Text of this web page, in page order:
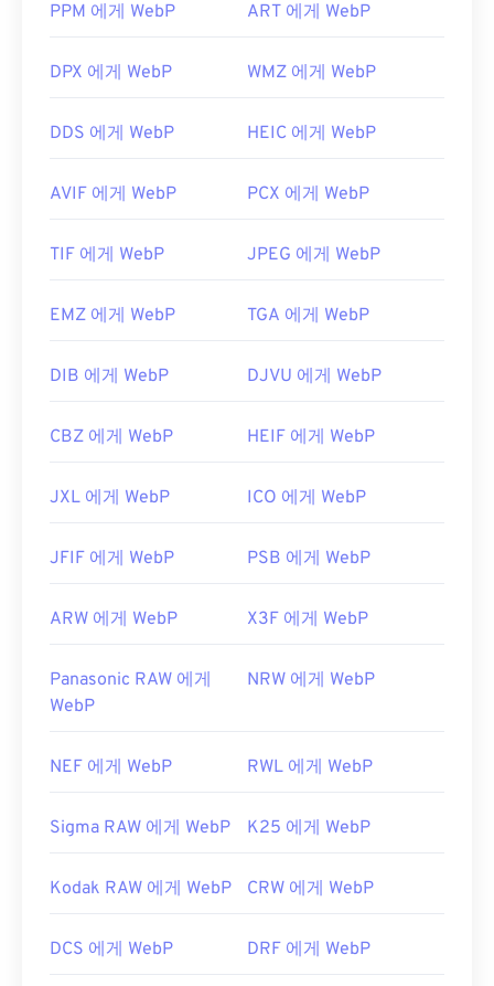
개발자:CDisplay
유용한 링크:
유용한 링크:
관련 WebP 도구:
사용하세요.
PPM 에게 WebP ART 에게 WebP
DPX 에게 WebP WMZ 에게 WebP
DDS 에게 WebP HEIC 에게 WebP
AVIF 에게 WebP PCX 에게 WebP
TIF 에게 WebP JPEG 에게 WebP
EMZ 에게 WebP TGA 에게 WebP
DIB 에게 WebP DJVU 에게 WebP
CBZ 에게 WebP HEIF 에게 WebP
JXL 에게 WebP ICO 에게 WebP
JFIF 에게 WebP PSB 에게 WebP
ARW 에게 WebP X3F 에게 WebP
Panasonic RAW 에게
WebP
NRW 에게 WebP
NEF 에게 WebP RWL 에게 WebP
Sigma RAW 에게 WebP K25 에게 WebP
Kodak RAW 에게 WebP CRW 에게 WebP
DCS 에게 WebP DRF 에게 WebP